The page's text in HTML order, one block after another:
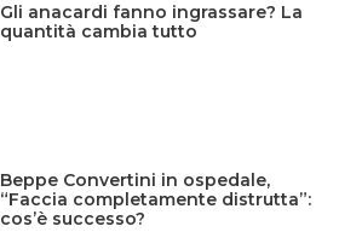
Gli anacardi fanno ingrassare? La
quantità cambia tutto
Beppe Convertini in ospedale,
“Faccia completamente distrutta”:
cos’è successo?